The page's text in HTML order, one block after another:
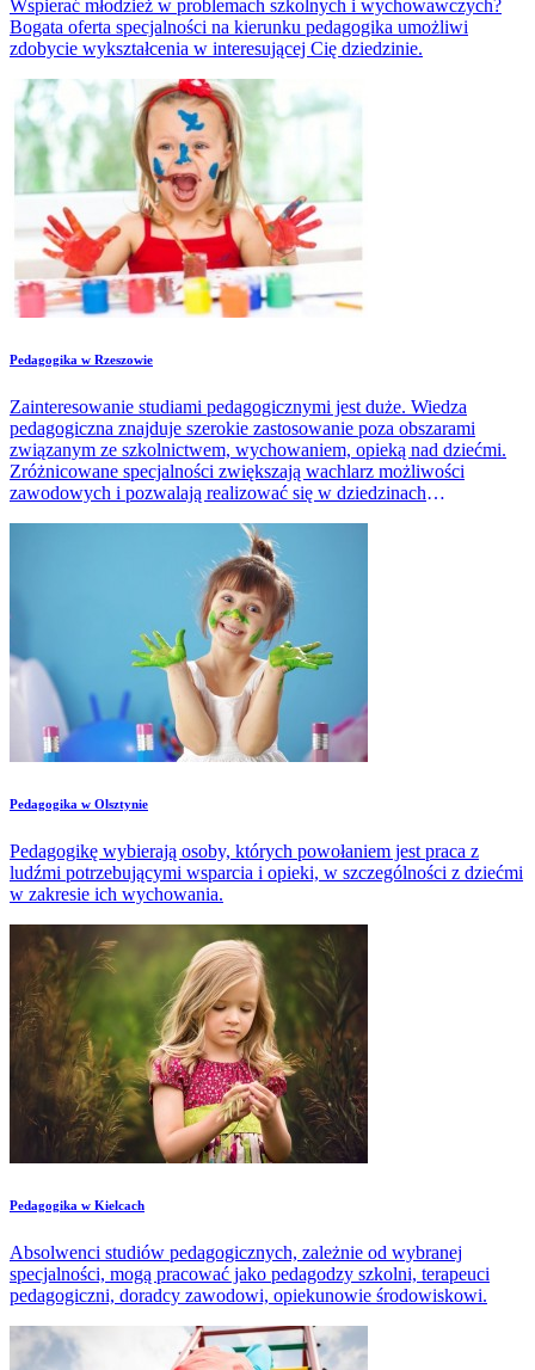
Wspierać młodzież w problemach szkolnych i wychowawczych?
Bogata oferta specjalności na kierunku pedagogika umożliwi
zdobycie wykształcenia w interesującej Cię dziedzinie.
Pedagogika w Rzeszowie
Zainteresowanie studiami pedagogicznymi jest duże. Wiedza
pedagogiczna znajduje szerokie zastosowanie poza obszarami
związanym ze szkolnictwem, wychowaniem, opieką nad dziećmi.
Zróżnicowane specjalności zwiększają wachlarz możliwości
zawodowych i pozwalają realizować się w dziedzinach
​Pedagogika w Olsztynie
Pedagogikę wybierają osoby, których powołaniem jest praca z
ludźmi potrzebującymi wsparcia i opieki, w szczególności z dziećmi
w zakresie ich wychowania.
​Pedagogika w Kielcach
Absolwenci studiów pedagogicznych, zależnie od wybranej
specjalności, mogą pracować jako pedagodzy szkolni, terapeuci
pedagogiczni, doradcy zawodowi, opiekunowie środowiskowi.